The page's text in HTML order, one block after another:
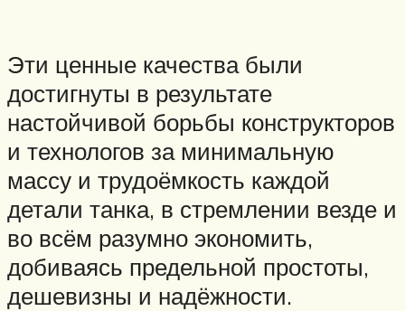
Эти ценные качества были
достигнуты в результате
настойчивой борьбы конструкторов
и технологов за минимальную
массу и трудоёмкость каждой
детали танка, в стремлении везде и
во всём разумно экономить,
добиваясь предельной простоты,
дешевизны и надёжности.